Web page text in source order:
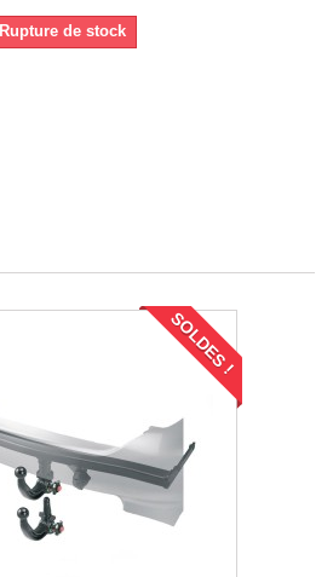
Rupture de stock
SOLDES !